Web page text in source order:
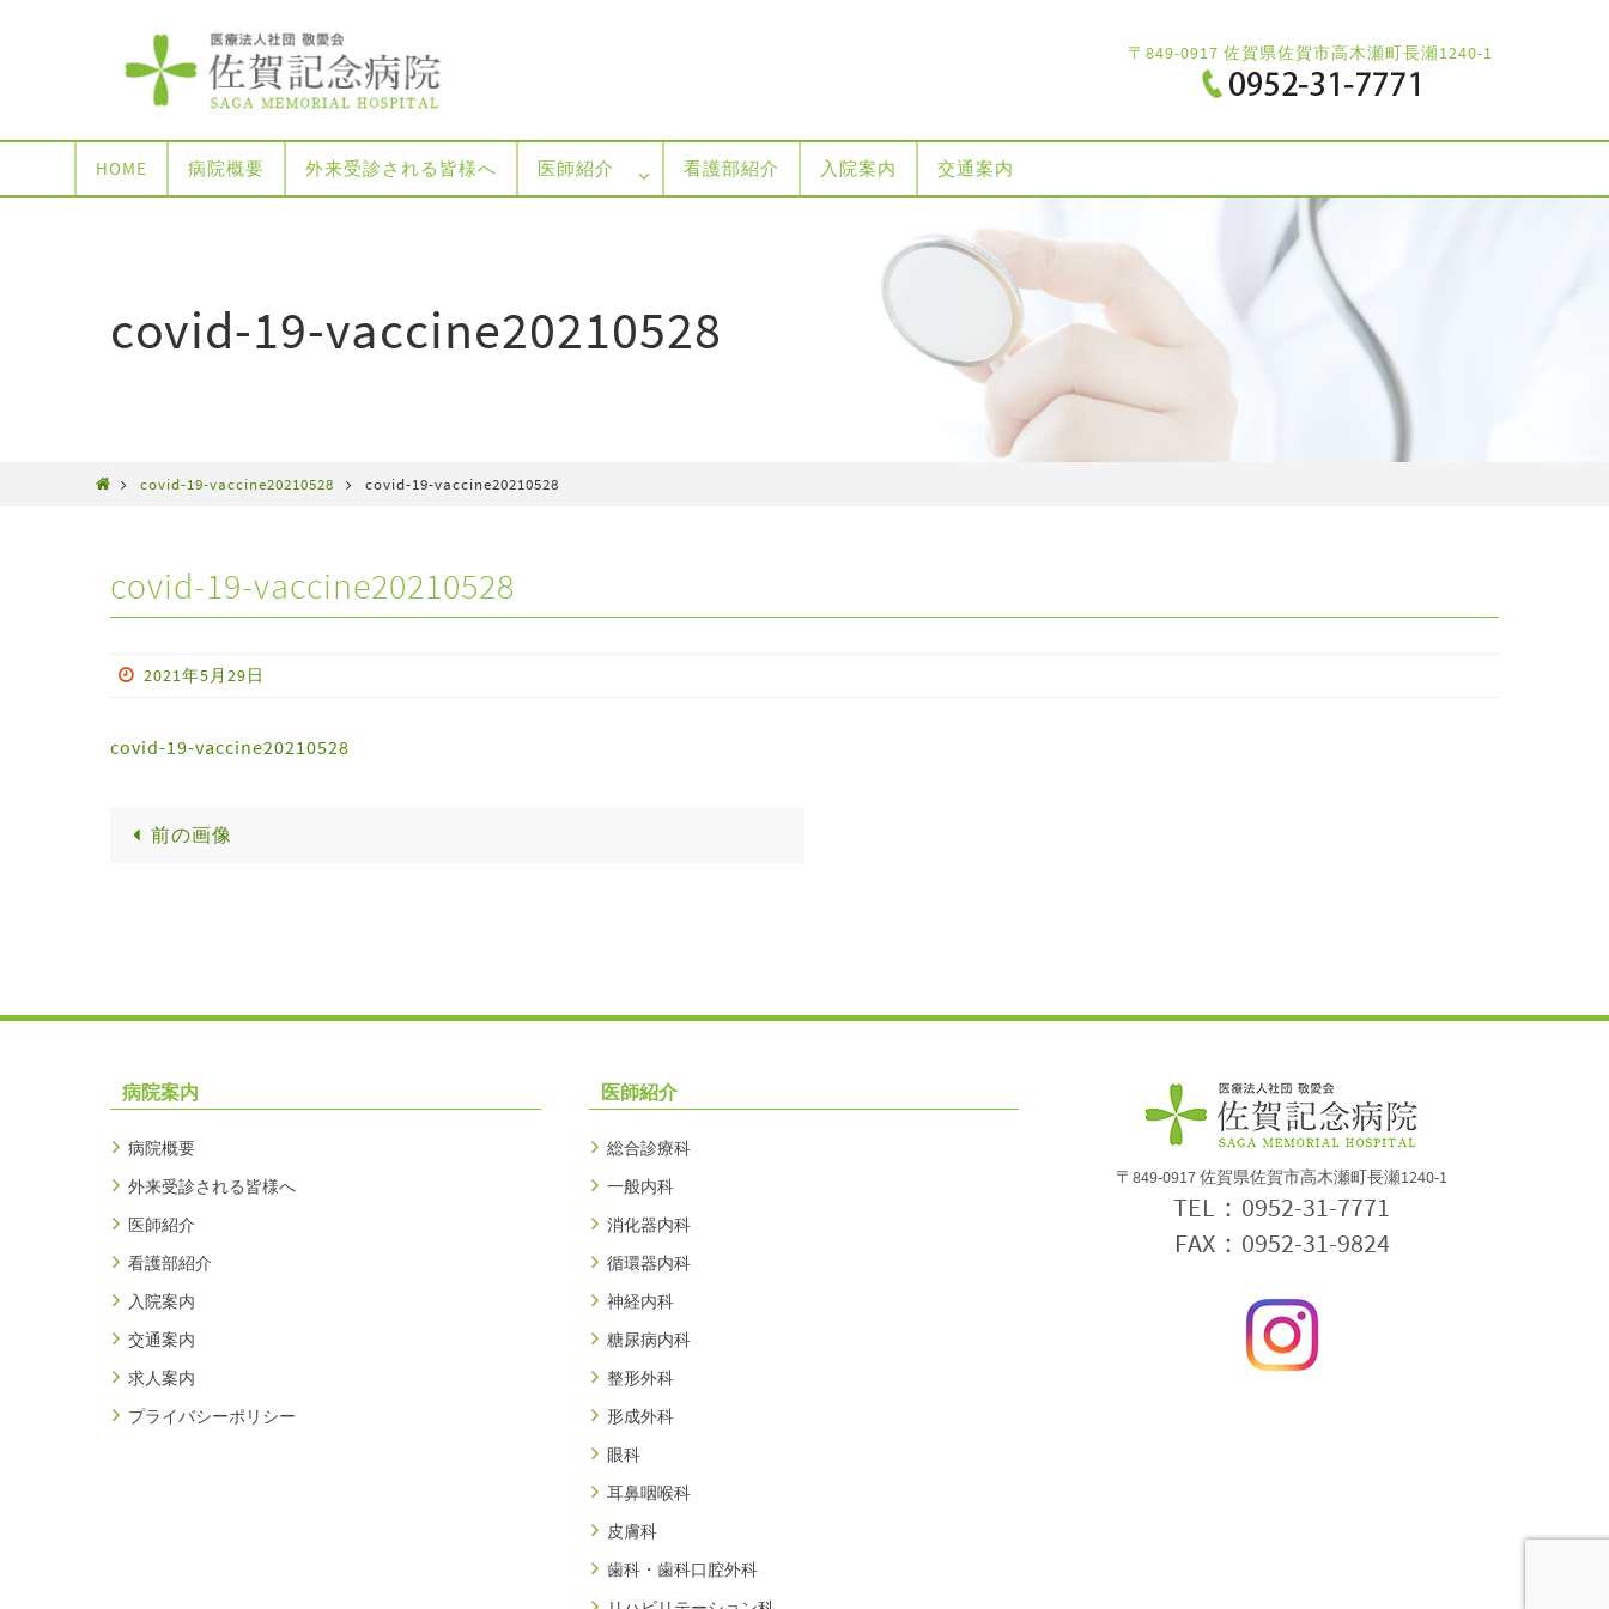
〒849-0917 佐賀県佐賀市高木瀬町長瀬1240-1
HOME 病院概要 外来受診される皆様へ 医師紹介 看護部紹介 入院案内 交通案内
covid-19-vaccine20210528
covid-19-vaccine20210528 covid-19-vaccine20210528
covid-19-vaccine20210528
2021年5月29日
covid-19-vaccine20210528
前の画像
病院案内
病院概要
外来受診される皆様へ
医師紹介
看護部紹介
入院案内
交通案内
求人案内
プライバシーポリシー
医師紹介
総合診療科
一般内科
消化器内科
循環器内科
神経内科
糖尿病内科
整形外科
形成外科
眼科
耳鼻咽喉科
皮膚科
歯科・歯科口腔外科
〒849-0917 佐賀県佐賀市高木瀬町長瀬1240-1
TEL：0952-31-7771
FAX：0952-31-9824